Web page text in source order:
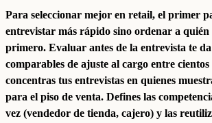
Para seleccionar mejor en retail, el primer
entrevistar más rápido sino ordenar a
primero. Evaluar antes de la entrevista te da
comparables de ajuste al cargo entre cientos
concentras tus entrevistas en quienes
para el piso de venta. Defines las
vez (vendedor de tienda, cajero) y las